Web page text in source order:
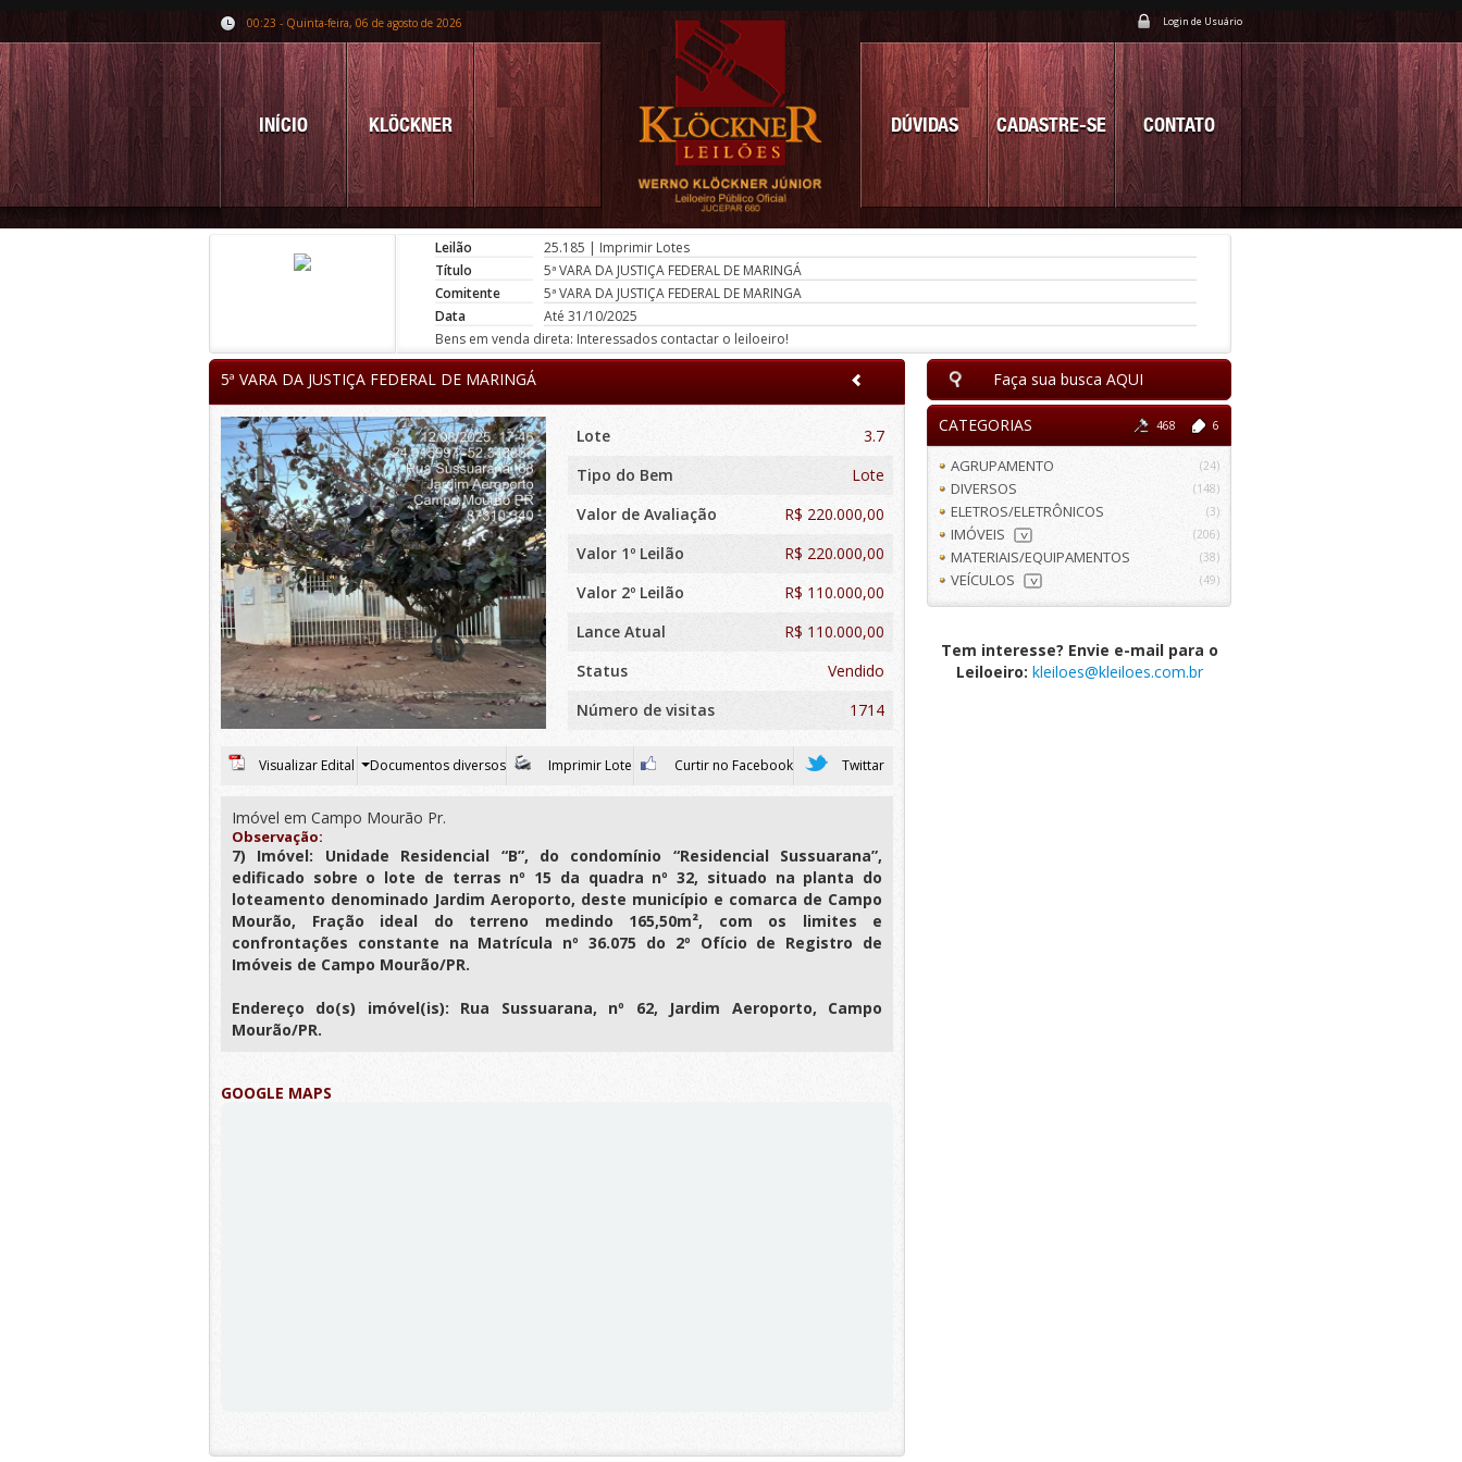
00:23 - Quinta-feira, 06 de agosto de 2026 Login de Usuário
INÍCIO KLÖCKNER CONTATO
CADASTRE-SE
DÚVIDAS
Leilão 25.185 | Imprimir Lotes
Título
5ª VARA DA JUSTIÇA FEDERAL DE MARINGÁ
Comitente
5ª VARA DA JUSTIÇA FEDERAL DE MARINGA
Data
Até 31/10/2025
Bens em venda direta: Interessados contactar o leiloeiro!
5ª VARA DA JUSTIÇA FEDERAL DE MARINGÁ
Lote
3.7
Tipo do Bem
Lote
Valor de Avaliação
R$ 220.000,00
Valor 1º Leilão
R$ 220.000,00
Valor 2º Leilão
R$ 110.000,00
Lance Atual
R$ 110.000,00
Status
Vendido
Número de visitas
1714
Visualizar Edital Documentos diversos Imprimir Lote Curtir no Facebook Twittar
Imóvel em Campo Mourão Pr.
Observação:
7) Imóvel: Unidade Residencial “B”, do condomínio “Residencial Sussuarana”,
edificado sobre o lote de terras nº 15 da quadra nº 32, situado na planta do
loteamento denominado Jardim Aeroporto, deste município e comarca de Campo
Mourão, Fração ideal do terreno medindo 165,50m², com os limites e
confrontações constante na Matrícula nº 36.075 do 2º Ofício de Registro de
Imóveis de Campo Mourão/PR.
Endereço do(s) imóvel(is): Rua Sussuarana, nº 62, Jardim Aeroporto, Campo
Mourão/PR.
GOOGLE MAPS
Faça sua busca AQUI
CATEGORIAS 468 6
AGRUPAMENTO (24)
DIVERSOS (148)
ELETROS/ELETRÔNICOS (3)
IMÓVEIS > (206)
MATERIAIS/EQUIPAMENTOS (38)
VEÍCULOS > (49)
Tem interesse? Envie e-mail para o
Leiloeiro: kleiloes@kleiloes.com.br